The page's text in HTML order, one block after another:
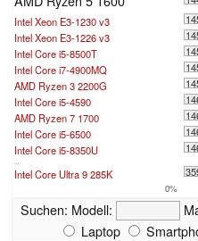
Intel Xeon E3-1230 v3
Intel Xeon E3-1226 v3
Intel Core i5-8500T
Intel Core i7-4900MQ
AMD Ryzen 3 2200G
Intel Core i5-4590
AMD Ryzen 7 1700
Intel Core i5-6500
Intel Core i5-8350U
Intel Core Ultra 9 285K
0%
Suchen: Modell:
Laptop